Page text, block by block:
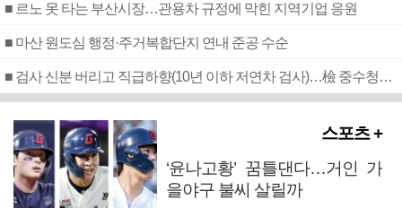
■ 르노 못 타는 부산시장…관용차 규정에 막힌 지역기업 응원
■ 마산 원도심 행정·주거복합단지 연내 준공 수순
■ 검사 신분 버리고 직급하향(10년 이하 저연차 검사)…檢 중수청행 기피
스포츠 +
‘윤나고황’ 꿈틀댄다…거인 가
을야구 불씨 살릴까